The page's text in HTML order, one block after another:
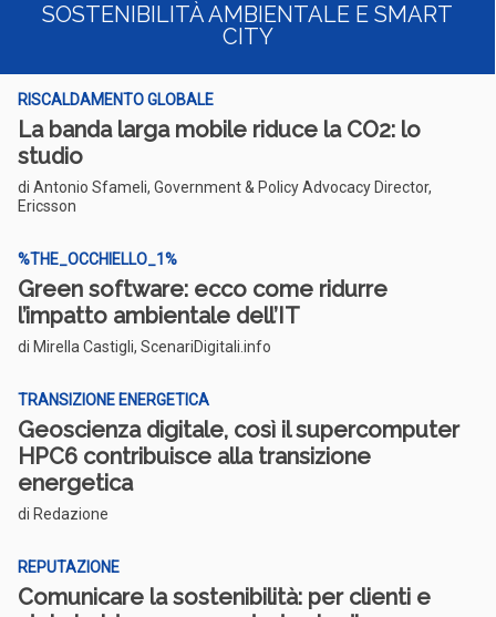
SOSTENIBILITÀ AMBIENTALE E SMART
CITY
RISCALDAMENTO GLOBALE
La banda larga mobile riduce la CO2: lo
studio
di Antonio Sfameli, Government & Policy Advocacy Director,
Ericsson
%THE_OCCHIELLO_1%
Green software: ecco come ridurre
l’impatto ambientale dell’IT
di Mirella Castigli, ScenariDigitali.info
TRANSIZIONE ENERGETICA
Geoscienza digitale, così il supercomputer
HPC6 contribuisce alla transizione
energetica
di Redazione
REPUTAZIONE
Comunicare la sostenibilità: per clienti e